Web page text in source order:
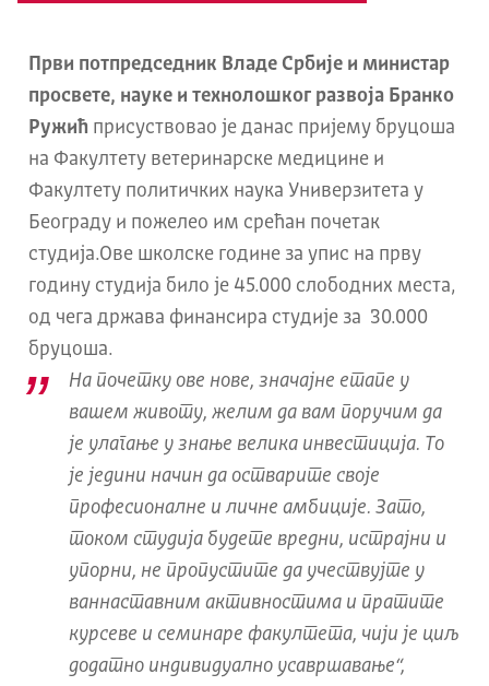
Први потпредседник Владе Србије и министар
просвете, науке и технолошког развоја Бранко
Ружић присуствовао је данас пријему бруцоша
на Факултету ветеринарске медицине и
Факултету политичких наука Универзитета у
Београду и пожелео им срећан почетак
студија.Ове школске године за упис на прву
годину студија било је 45.000 слободних места,
од чега држава финансира студије за 30.000
бруцоша.
На почетку ове нове, значајне етапе у
вашем животу, желим да вам поручим да
је улагање у знање велика инвестиција. То
је једини начин да остварите своје
професионалне и личне амбиције. Зато,
током студија будете вредни, истрајни и
упорни, не пропустите да учествујте у
ваннаставним активностима и пратите
курсеве и семинаре факултета, чији је циљ
додатно индивидуално усавршавање“,